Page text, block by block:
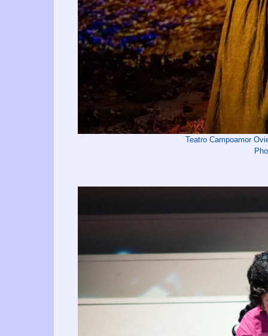
Teatro Campoamor